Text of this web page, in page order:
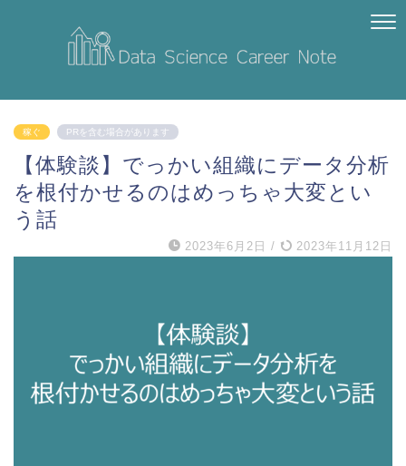
稼ぐ PRを含む場合があります
【体験談】でっかい組織にデータ分析
を根付かせるのはめっちゃ大変とい
う話
2023年6月2日 / 2023年11月12日